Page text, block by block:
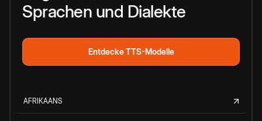
Sprachen und Dialekte
Entdecke TTS-Modelle
AFRIKAANS